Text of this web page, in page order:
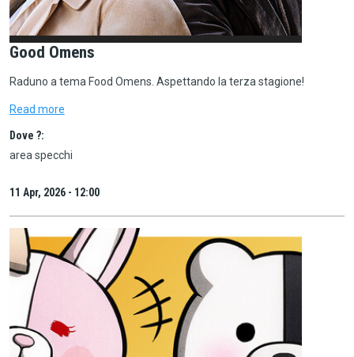
Good Omens
Raduno a tema Food Omens. Aspettando la terza stagione!
Read more
Dove ?:
area specchi
11 Apr, 2026 - 12:00